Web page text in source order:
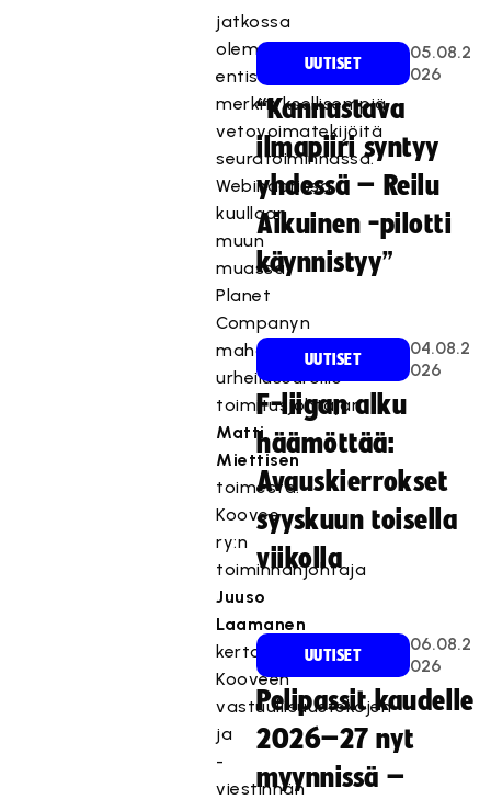
jatkossa
olemaan
entistäkin
merkityksellisempiä
vetovoimatekijöitä
seuratoiminnassa.
Webinaarissa
kuullaan
muun
muassa
Planet
Companyn
mahdollisuuksista
urheiluseuroille
toimitusjohtajan
Matti
Miettisen
toimesta.
Koovee
ry:n
toiminnanjohtaja
Juuso
Laamanen
kertoo
Kooveen
vastuullisuustekojen
ja
-
viestinnän
UUTISET
05.08.2
026
“Kannustava
ilmapiiri syntyy
yhdessä – Reilu
Aikuinen -pilotti
käynnistyy”
UUTISET
04.08.2
026
F-liigan alku
häämöttää:
Avauskierrokset
syyskuun toisella
viikolla
UUTISET
06.08.2
026
Pelipassit kaudelle
2026–27 nyt
myynnissä –